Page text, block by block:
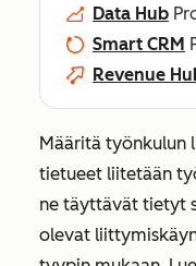
Data Hub
Smart CRM
Revenue
Määritä työnkulun
tietueet liitetään
ne täyttävät tietyt
olevat